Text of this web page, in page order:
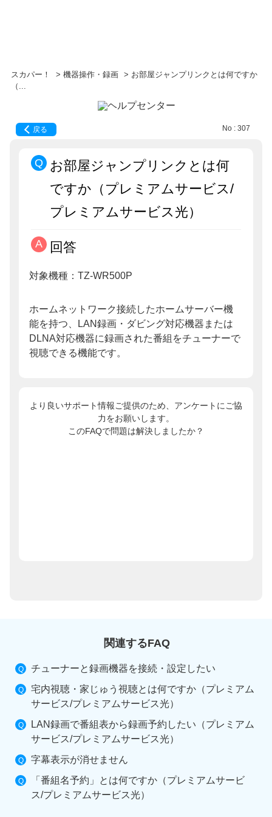
スカパー！ > 機器操作・録画 > お部屋ジャンプリンクとは何ですか
（...
戻る No : 307
お部屋ジャンプリンクとは何
ですか（プレミアムサービス/
プレミアムサービス光）
回答
対象機種：TZ-WR500P
ホームネットワーク接続したホームサーバー機
能を持つ、LAN録画・ダビング対応機器または
DLNA対応機器に録画された番組をチューナーで
視聴できる機能です。
より良いサポート情報ご提供のため、アンケートにご協
力をお願いします。
このFAQで問題は解決しましたか？
関連するFAQ
チューナーと録画機器を接続・設定したい
宅内視聴・家じゅう視聴とは何ですか（プレミアム
サービス/プレミアムサービス光）
LAN録画で番組表から録画予約したい（プレミアム
サービス/プレミアムサービス光）
字幕表示が消せません
「番組名予約」とは何ですか（プレミアムサービ
ス/プレミアムサービス光）